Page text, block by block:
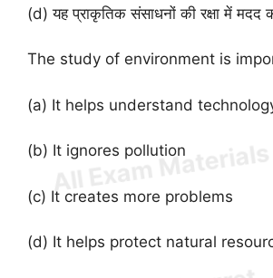
(d) यह प्राकृतिक संसाधनों की रक्षा में मदद
The study of environment is
(a) It helps understand
(b) It ignores pollution
(c) It creates more problems
(d) It helps protect natural